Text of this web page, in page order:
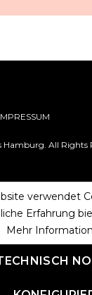
All Rights
verwendet
Erfahrung
Mehr